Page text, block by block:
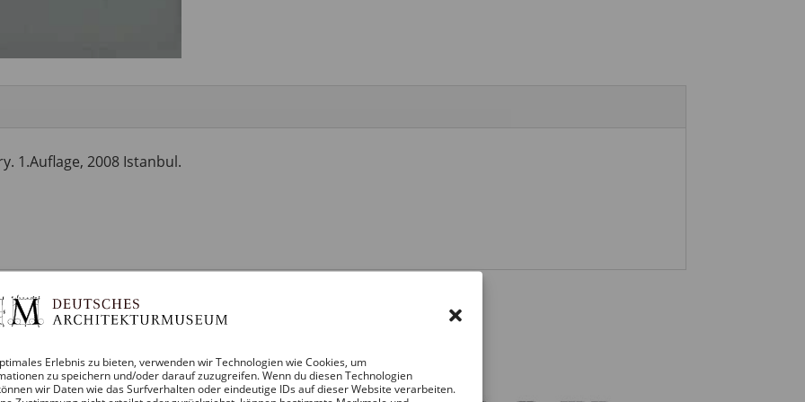
Erlebnis zu bieten, verwenden wir Technologien wie Cookies, um
zu speichern und/oder darauf zuzugreifen. Wenn du diesen Technologien
wir Daten wie das Surfverhalten oder eindeutige IDs auf dieser Website verarbeiten.
1.Auflage, 2008 Istanbul.